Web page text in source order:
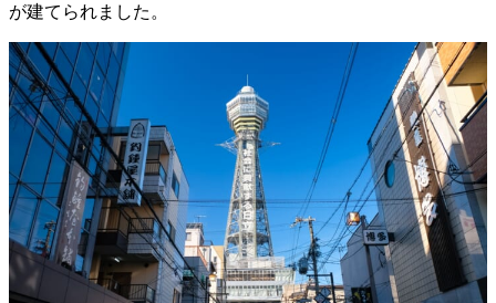
が建てられました。